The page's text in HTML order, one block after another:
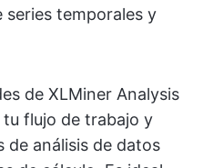
series temporales y
de XLMiner Analysis
tu flujo de trabajo y
de análisis de datos